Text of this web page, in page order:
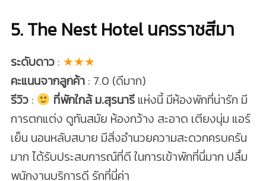
5. The Nest Hotel นครราชสีมา
ระดับดาว: ★★★
คะแนนจากลูกค้า: 7.0 (ดีมาก)
รีวิว: ที่พักใกล้ ม.สุรนารีแห่งนี้ มีห้องพักที่น่ารัก มี
การตกแต่ง ดูทันสมัย ห้องกว้าง สะอาด เตียงนุ่ม แอร์
เย็น นอนหลับสบาย มีสิ่งอำนวยความสะดวกครบครัน
มาก ได้รับประสบการณ์ที่ดี ในการเข้าพักที่นี่มาก ปลื้ม
พนักงานบริการดี รักที่นี่ค่า